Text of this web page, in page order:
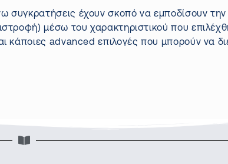
συγκρατήσεις έχουν σκοπό να εμποδίσουν την
μέσω του χαρακτηριστικού που
κάποιες advanced επιλογές που μπορούν να